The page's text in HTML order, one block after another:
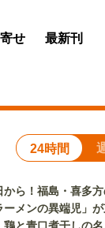
せ 最新刊
24時間
から！福島・喜多
ーメンの異端児」